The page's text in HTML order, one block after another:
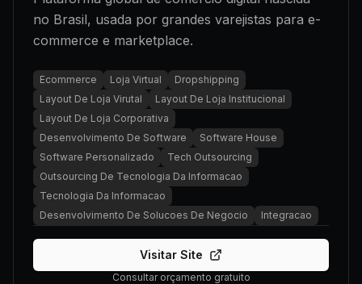
no Brasil, usada por grandes varejistas para e-
commerce e marketplace.
Ecommerce Loja Virtual
Dropshipping
Layout De Loja Virutal
Layout De Loja Institucional
Layout De Loja Corporativa
Desenvolvimento De Software
Software House
Software Personalizado
Tech Outsourcing
Outsourcing De Tecnologia Da Informacao
Tecnologia Da Informacao
Desenvolvimento De Solucoes De Negocio
Integracao
Visitar Site
Consultar orçamento gratuito